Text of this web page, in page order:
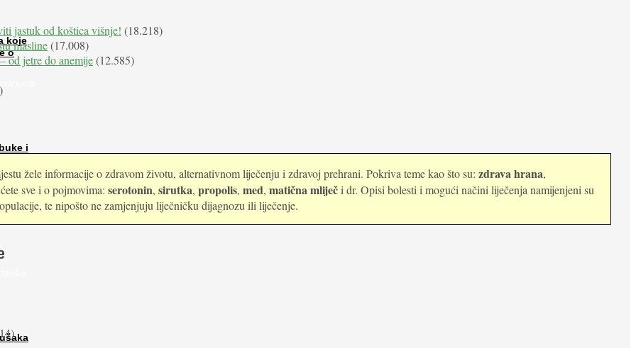
koje
o
i
jastuk od koštica višnje! (18.218)
masline(17.008)
od jetre do anemije(12.585)
žele informacije o zdravom životu, alternativnom liječenju i zdravoj prehrani. Pokriva teme kao što su: zdrava hrana,
sve i o pojmovima: serotonin, sirutka, propolis, med, matična mliječi dr. Opisi bolesti i mogući načini liječenja namijenjeni su
te nipošto ne zamjenjuju liječničku dijagnozu ili liječenje.